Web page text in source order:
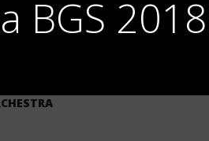
BGS 2018